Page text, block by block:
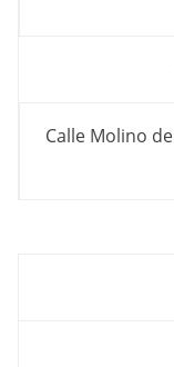
Calle Molino